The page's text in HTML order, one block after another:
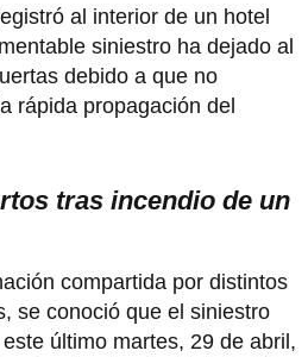
al interior de un hotel
siniestro ha dejado al
debido a que no
rápida propagación del
tras incendio de un
compartida por distintos
se conoció que el siniestro
último martes, 29 de abril,